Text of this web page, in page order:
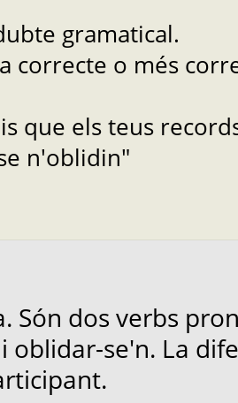
gramatical.
correcte o més
que els teus
n'oblidin"
Són dos verbs
oblidar-se'n. La